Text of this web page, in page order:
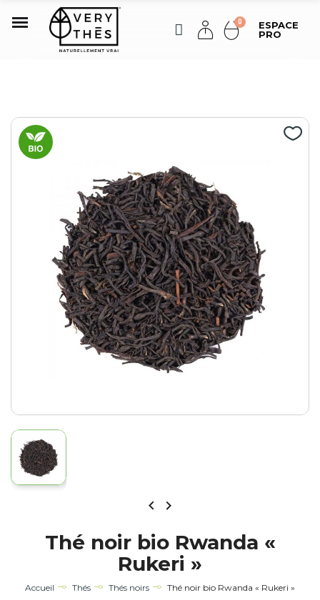
ESPACE
PRO
 
Thé noir bio Rwanda «
Rukeri »
Accueil Thés Thés noirs Thé noir bio Rwanda « Rukeri »